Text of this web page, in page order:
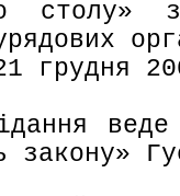
столу»
веде
закону»